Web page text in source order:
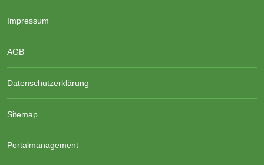
Impressum
AGB
Datenschutzerklärung
Sitemap
Portalmanagement